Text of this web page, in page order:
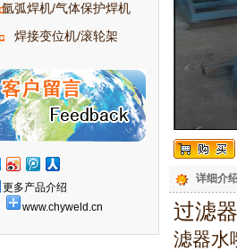
氩弧焊机/气体保护焊机
焊接变位机/滚轮架
更多产品介绍
www.chyweld.cn
详细介
过滤
滤器水